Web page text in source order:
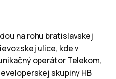
na rohu bratislavskej
ulice, kde v
operátor Telekom,
skupiny HB